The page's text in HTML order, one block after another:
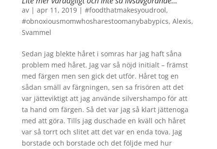
av | apr 11, 2019| #foodthatmakesyoudrool,
#obnoxiousmomwhosharestoomanybabypics, Alexis,
Svammel
Sedan jag blekte håret i somras har jag haft såna
problem med håret. Jag var så nöjd initialt – främst
med färgen men sen gick det utför. Håret tog en
sådan smäll av färgningen, sen sa frisören att det
var jätteviktigt att jag använde silvershampo för att
ta hand om färgen. Så det var jag så klart jättenoga
med att göra. Tills jag duschade en kväll och håret
var så torrt och slitet att det var en enda tova. Jag
borstade och borstade och det följde med hur